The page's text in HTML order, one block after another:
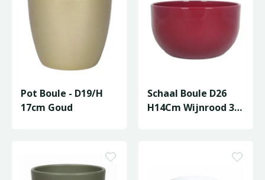
Pot Boule - D19/H
17cm Goud
Schaal Boule D26
H14Cm Wijnrood 3X